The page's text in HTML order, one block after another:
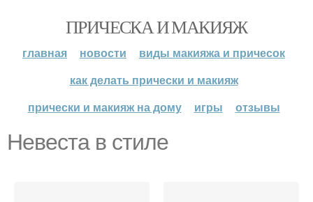
ПРИЧЕСКА И МАКИЯЖ
главная новости
виды макияжа и причесок
как делать прически и макияж
прически и макияж на дому
игры отзывы
Невеста в стиле